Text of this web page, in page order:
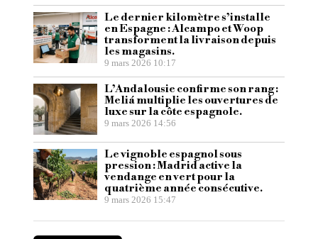
Le dernier kilomètre s’installe
en Espagne : Alcampo et Woop
transforment la livraison depuis
les magasins.
9 mars 2026 10:17
L’Andalousie confirme son rang :
Meliá multiplie les ouvertures de
luxe sur la côte espagnole.
9 mars 2026 14:56
Le vignoble espagnol sous
pression : Madrid active la
vendange en vert pour la
quatrième année consécutive.
9 mars 2026 15:47